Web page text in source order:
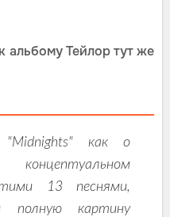
альбому Тейлор тут же
как о
концептуальном
13 песнями,
полную картину